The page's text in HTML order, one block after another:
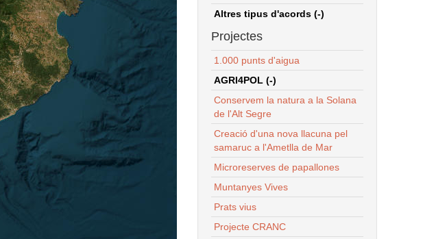
Altres tipus d'acords (-)
Projectes
1.000 punts d'aigua
AGRI4POL (-)
Conservem la natura a la Solana
de l'Alt Segre
Creació d'una nova llacuna pel
samaruc a l'Ametlla de Mar
Microreserves de papallones
Muntanyes Vives
Prats vius
Projecte CRANC